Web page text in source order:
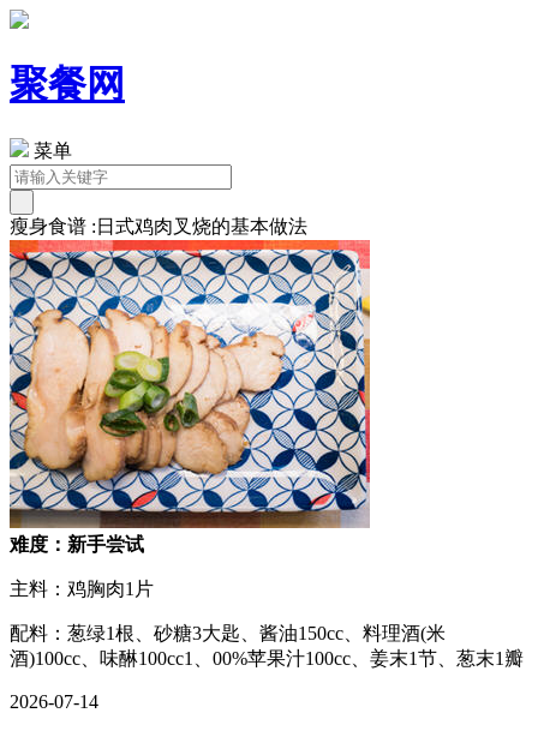
聚餐网
菜单
瘦身食谱 :日式鸡肉叉烧的基本做法
难度：新手尝试
主料：鸡胸肉1片
配料：葱绿1根、砂糖3大匙、酱油150cc、料理酒(米
酒)100cc、味醂100cc1、00%苹果汁100cc、姜末1节、葱末1瓣
2026-07-14